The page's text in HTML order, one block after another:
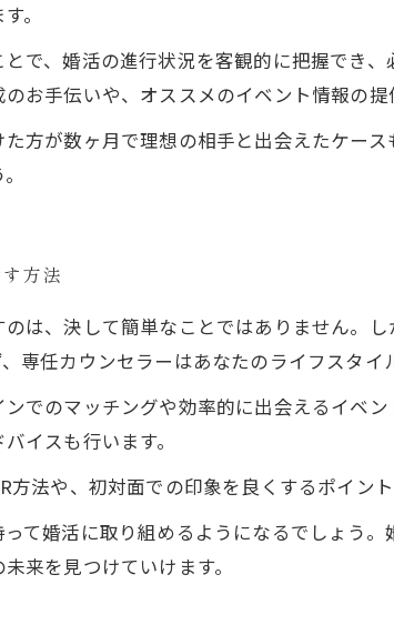
。
で、婚活の進行状況を客観的に把握でき
お手伝いや、オススメのイベント情報の提
方が数ヶ月で理想の相手と出会えたケー
方法
は、決して簡単なことではありません。
専任カウンセラーはあなたのライフスタ
でのマッチングや効率的に出会えるイベ
イスも行います。
法や、初対面での印象を良くするポイン
て婚活に取り組めるようになるでしょう
来を見つけていけます。